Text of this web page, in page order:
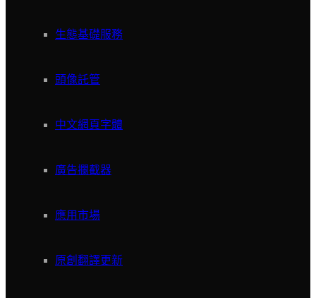
生態基礎服務
頭像託管
中文網頁字體
廣告攔截器
應用市場
原創翻譯更新